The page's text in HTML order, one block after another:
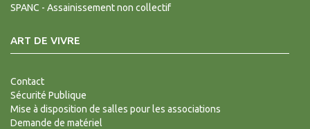
SPANC - Assainissement non collectif
ART DE VIVRE
Contact
Sécurité Publique
Mise à disposition de salles pour les associations
Demande de matériel